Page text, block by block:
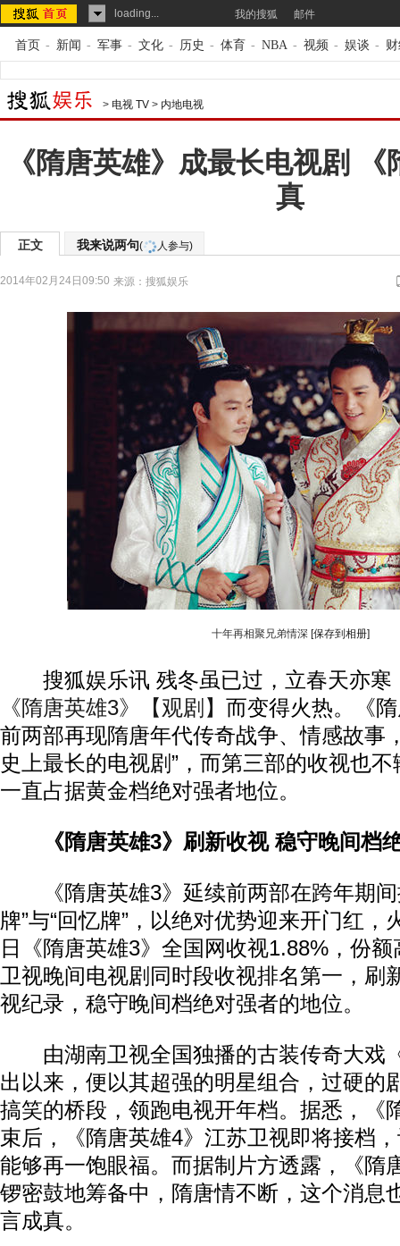
loading... 我的搜狐 邮件
首页 - 新闻 - 军事 - 文化 - 历史 - 体育 - NBA - 视频 - 娱谈 -
> 电视 TV > 内地电视
《隋唐英雄》成最长电视剧
真
正文 我来说两句( 人参与)
2014年02月24日09:50 来源： 搜狐娱乐
十年再相聚兄弟情深 [保存到相册]
搜狐娱乐讯 残冬虽已过，立春天亦寒
《隋唐英雄3》【观剧】 而变得火热。《
前两部再现隋唐年代传奇战争、情感故事
史上最长的电视剧”，而第三部的收视也
一直占据黄金档绝对强者地位。
《隋唐英雄3》刷新收视 稳守晚间档
《隋唐英雄3》延续前两部在跨年期间
牌”与“回忆牌”，以绝对优势迎来开门红，
日《隋唐英雄3》全国网收视1.88%，份
卫视晚间电视剧同时段收视排名第一，刷
视纪录，稳守晚间档绝对强者的地位。
由湖南卫视全国独播的古装传奇大戏
出以来，便以其超强的明星组合，过硬的
搞笑的桥段，领跑电视开年档。据悉，《
束后，《隋唐英雄4》江苏卫视即将接档
能够再一饱眼福。而据制片方透露，《隋
锣密鼓地筹备中，隋唐情不断，这个消息
言成真。